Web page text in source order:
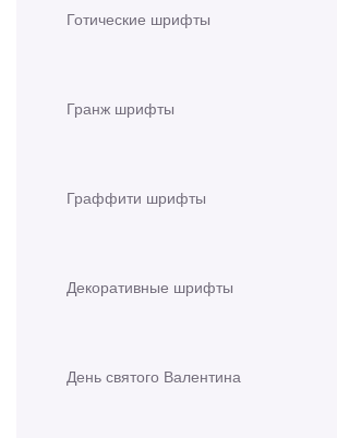
Готические шрифты
Гранж шрифты
Граффити шрифты
Декоративные шрифты
День святого Валентина